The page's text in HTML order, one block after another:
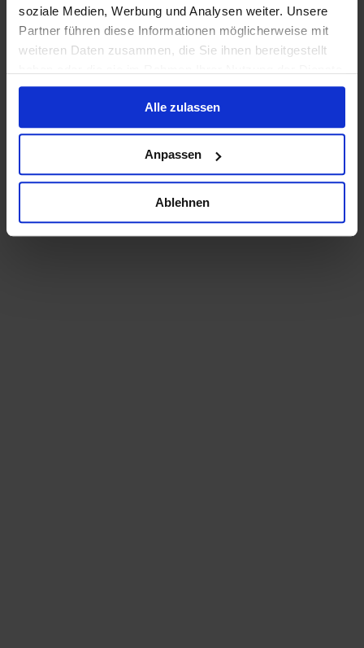
soziale Medien, Werbung und Analysen weiter. Unsere
Partner führen diese Informationen möglicherweise mit
weiteren Daten zusammen, die Sie ihnen bereitgestellt
gesammelt haben.
Alle zulassen
Anpassen
Ablehnen